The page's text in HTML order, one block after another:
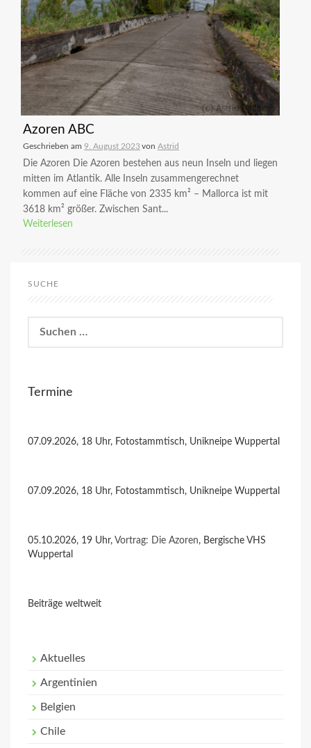
Azoren ABC
Geschrieben am 9. August 2023 von Astrid
Die Azoren Die Azoren bestehen aus neun Inseln und liegen
mitten im Atlantik. Alle Inseln zusammengerechnet
kommen auf eine Fläche von 2335 km² – Mallorca ist mit
3618 km² größer. Zwischen Sant...
Weiterlesen
SUCHE
nach:
Termine
07.09.2026, 18 Uhr, Fotostammtisch, Unikneipe Wuppertal
07.09.2026, 18 Uhr, Fotostammtisch, Unikneipe Wuppertal
05.10.2026, 19 Uhr, Vortrag: Die Azoren, Bergische VHS
Wuppertal
Beiträge weltweit
Aktuelles
Argentinien
Belgien
Chile